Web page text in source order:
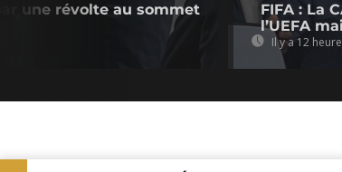
une révolte au sommet
FIFA : La
l’UEFA
Il y a 12